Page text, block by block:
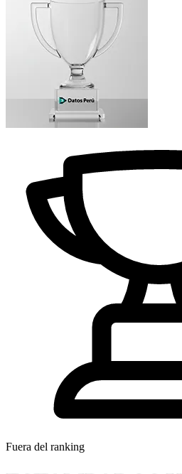
Fuera del ranking